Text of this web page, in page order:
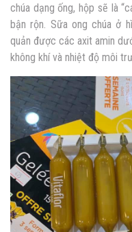
chúa dạng ống, hộp sẽ là
bận rộn. Sữa ong chúa ở
quản được các axit amin
không khí và nhiệt độ môi